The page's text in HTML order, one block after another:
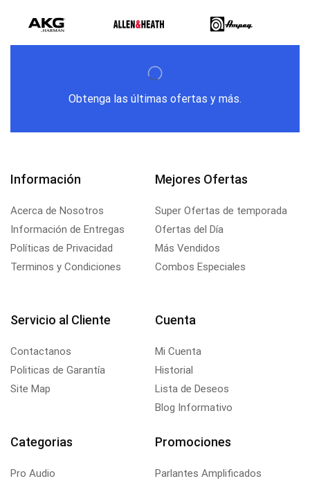
Obtenga las últimas ofertas y más.
Información
Acerca de Nosotros
Información de Entregas
Políticas de Privacidad
Terminos y Condiciones
Mejores Ofertas
Super Ofertas de temporada
Ofertas del Día
Más Vendidos
Combos Especiales
Servicio al Cliente
Contactanos
Politicas de Garantía
Site Map
Cuenta
Mi Cuenta
Historial
Lista de Deseos
Blog Informativo
Categorias
Pro Audio
Promociones
Parlantes Amplificados